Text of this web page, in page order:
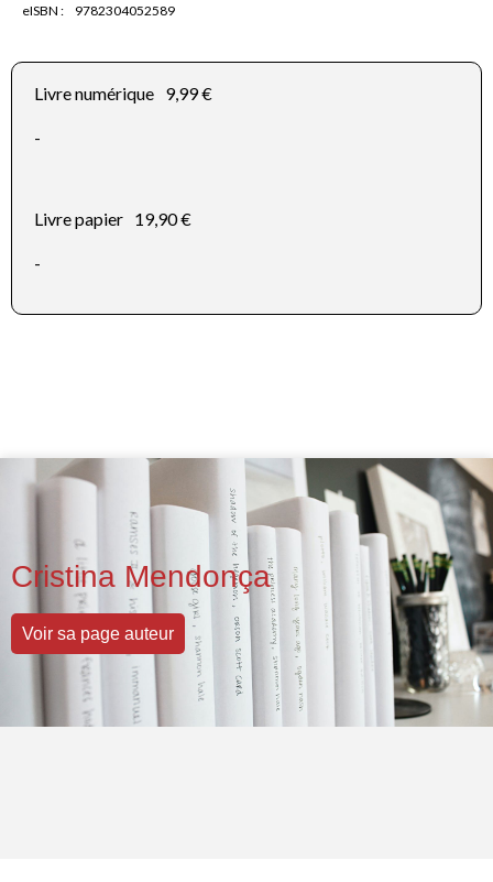
eISBN : 9782304052589
Livre numérique 9,99 €
-
Livre papier 19,90 €
-
Cristina Mendonça
Voir sa page auteur